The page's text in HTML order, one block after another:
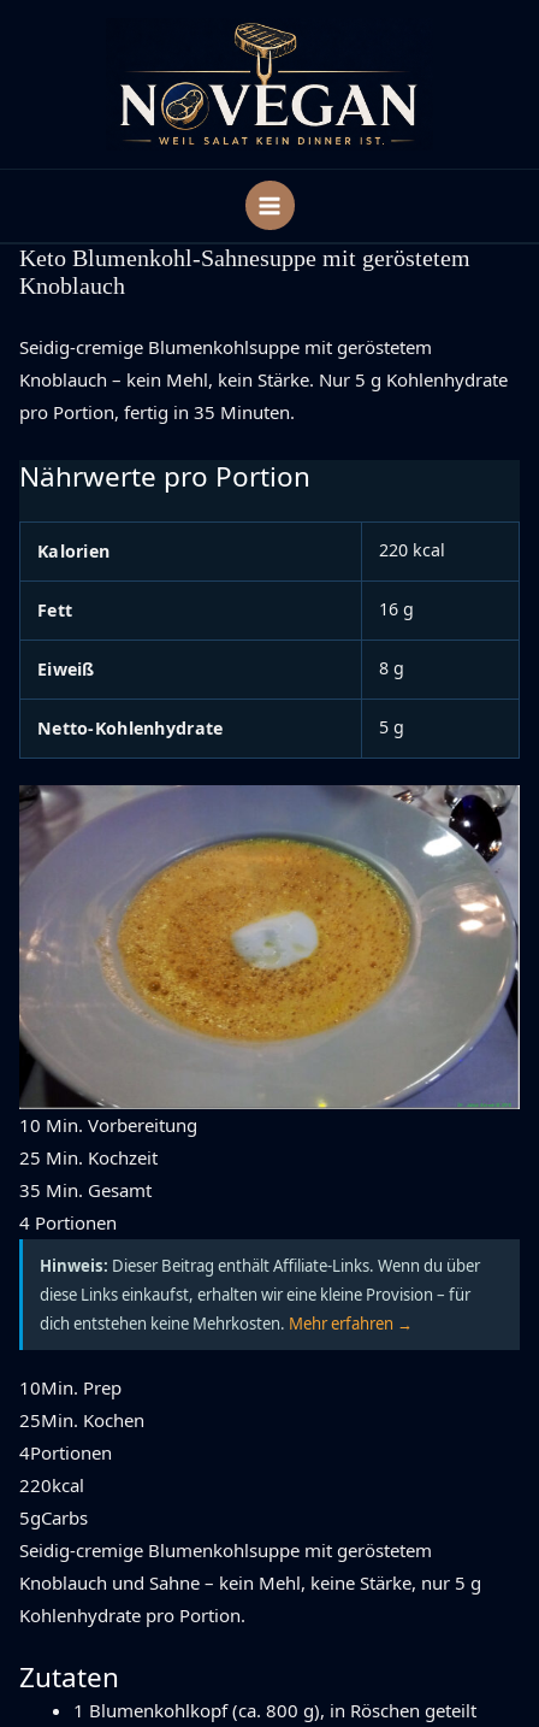
Keto Blumenkohl-Sahnesuppe mit geröstetem
Knoblauch
Seidig-cremige Blumenkohlsuppe mit geröstetem
Knoblauch – kein Mehl, kein Stärke. Nur 5 g Kohlenhydrate
pro Portion, fertig in 35 Minuten.
Nährwerte pro Portion
Kalorien 220 kcal
Fett 16 g
Eiweiß 8 g
Netto-Kohlenhydrate 5 g
10 Min. Vorbereitung
25 Min. Kochzeit
35 Min. Gesamt
4 Portionen
Hinweis: Dieser Beitrag enthält Affiliate-Links. Wenn du über
diese Links einkaufst, erhalten wir eine kleine Provision – für
dich entstehen keine Mehrkosten. Mehr erfahren →
10Min. Prep
25Min. Kochen
4Portionen
220kcal
5gCarbs
Seidig-cremige Blumenkohlsuppe mit geröstetem
Knoblauch und Sahne – kein Mehl, keine Stärke, nur 5 g
Kohlenhydrate pro Portion.
Zutaten
1 Blumenkohlkopf (ca. 800 g), in Röschen geteilt